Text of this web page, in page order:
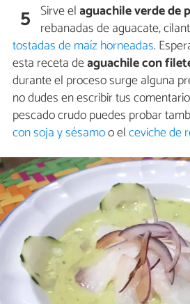
5 Sirve elaguachile verde de
rebanadas de aguacate,
tostadas de maíz horneadas.
esta receta deaguachile con
durante el proceso surge alguna
no dudes en escribir tus
pescado crudo puedes probar
con soja y sésamoo elceviche de